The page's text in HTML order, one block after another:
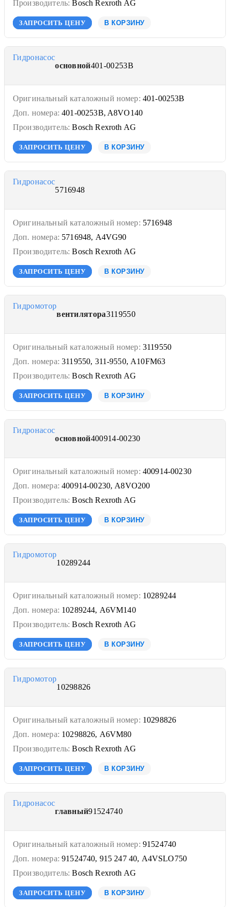
Производитель: Bosch Rexroth AG
ЗАПРОСИТЬ ЦЕНУ В КОРЗИНУ
Гидронасос
основной401-00253B
Оригинальный каталожный номер: 401-00253B
Доп. номера: 401-00253B, A8VO140
Производитель: Bosch Rexroth AG
ЗАПРОСИТЬ ЦЕНУ В КОРЗИНУ
Гидронасос
5716948
Оригинальный каталожный номер: 5716948
Доп. номера: 5716948, A4VG90
Производитель: Bosch Rexroth AG
ЗАПРОСИТЬ ЦЕНУ В КОРЗИНУ
Гидромотор
вентилятора3119550
Оригинальный каталожный номер: 3119550
Доп. номера: 3119550, 311-9550, A10FM63
Производитель: Bosch Rexroth AG
ЗАПРОСИТЬ ЦЕНУ В КОРЗИНУ
Гидронасос
основной400914-00230
Оригинальный каталожный номер: 400914-00230
Доп. номера: 400914-00230, A8VO200
Производитель: Bosch Rexroth AG
ЗАПРОСИТЬ ЦЕНУ В КОРЗИНУ
Гидромотор
10289244
Оригинальный каталожный номер: 10289244
Доп. номера: 10289244, A6VM140
Производитель: Bosch Rexroth AG
ЗАПРОСИТЬ ЦЕНУ В КОРЗИНУ
Гидромотор
10298826
Оригинальный каталожный номер: 10298826
Доп. номера: 10298826, A6VM80
Производитель: Bosch Rexroth AG
ЗАПРОСИТЬ ЦЕНУ В КОРЗИНУ
Гидронасос
главный91524740
Оригинальный каталожный номер: 91524740
Доп. номера: 91524740, 915 247 40, A4VSLO750
Производитель: Bosch Rexroth AG
ЗАПРОСИТЬ ЦЕНУ В КОРЗИНУ